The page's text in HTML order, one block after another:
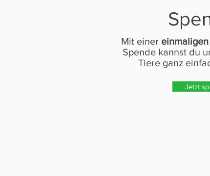
Mit einer einmaligen
Spende kannst du
Tiere ganz
Jetzt